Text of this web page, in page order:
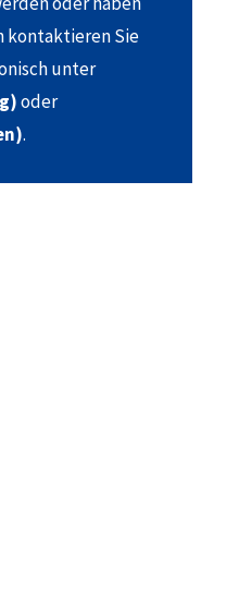
kontaktieren Sie
unter
oder
.